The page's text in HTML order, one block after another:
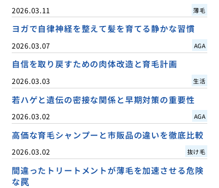
2026.03.11 薄毛
ヨガで自律神経を整えて髪を育てる静かな習慣
2026.03.07 AGA
自信を取り戻すための肉体改造と育毛計画
2026.03.03 生活
若ハゲと遺伝の密接な関係と早期対策の重要性
2026.03.02 AGA
高価な育毛シャンプーと市販品の違いを徹底比較
2026.03.02 抜け毛
間違ったトリートメントが薄毛を加速させる危険
な罠